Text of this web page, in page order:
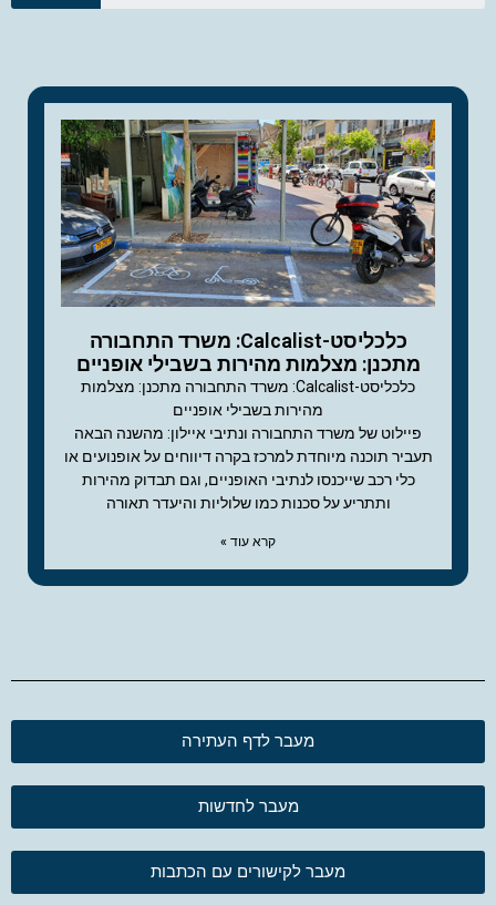
כלכליסט-Calcalist: משרד התחבורה
מתכנן: מצלמות מהירות בשבילי אופניים
כלכליסט-Calcalist: משרד התחבורה מתכנן: מצלמות
מהירות בשבילי אופניים
פיילוט של משרד התחבורה ונתיבי איילון: מהשנה הבאה
תעביר תוכנה מיוחדת למרכז בקרה דיווחים על אופנועים או
כלי רכב שייכנסו לנתיבי האופניים, וגם תבדוק מהירות
ותתריע על סכנות כמו שלוליות והיעדר תאורה
קרא עוד »
מעבר לדף העתירה
מעבר לחדשות
מעבר לקישורים עם הכתבות